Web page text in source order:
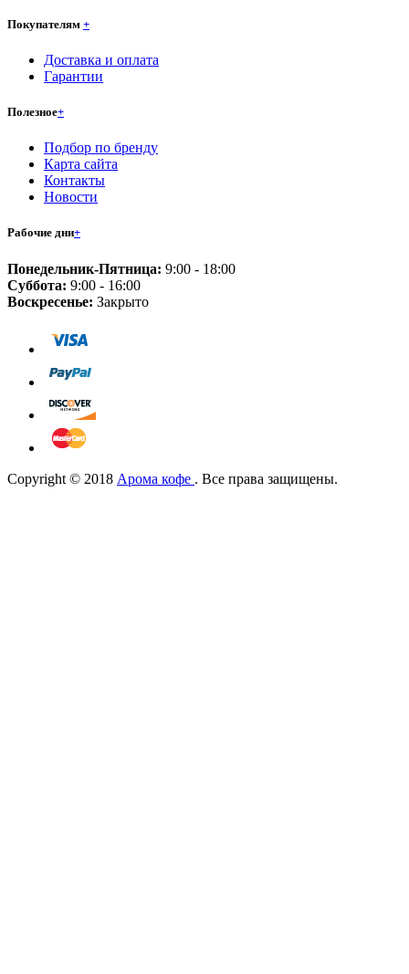
Покупателям +
Доставка и оплата
Гарантии
Полезное+
Подбор по бренду
Карта сайта
Контакты
Новости
Рабочие дни+
Понедельник-Пятница: 9:00 - 18:00
Суббота: 9:00 - 16:00
Воскресенье: Закрыто
Copyright © 2018 Арома кофе . Все права защищены.